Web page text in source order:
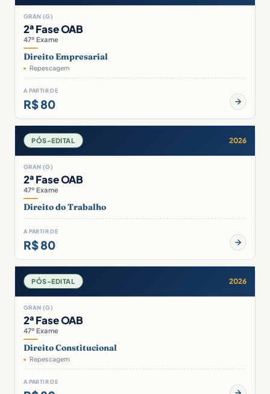
GRAN (G)
2ª Fase OAB
47º Exame
Direito Empresarial
Repescagem
A PARTIR DE
R$ 80
PÓS-EDITAL 2026
GRAN (G)
2ª Fase OAB
47º Exame
Direito do Trabalho
A PARTIR DE
R$ 80
PÓS-EDITAL 2026
GRAN (G)
2ª Fase OAB
47º Exame
Direito Constitucional
Repescagem
A PARTIR DE